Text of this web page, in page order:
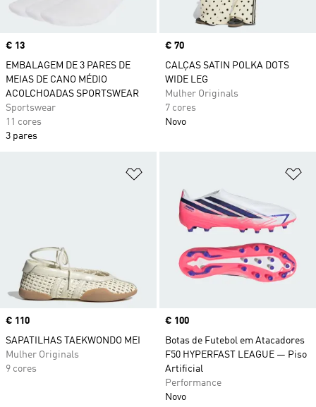
Price
€ 13
EMBALAGEM DE 3 PARES DE
MEIAS DE CANO MÉDIO
ACOLCHOADAS SPORTSWEAR
Sportswear
11 cores
3 pares
Price
€ 70
CALÇAS SATIN POLKA DOTS
WIDE LEG
Mulher Originals
7 cores
Novo
Price
€ 110
SAPATILHAS TAEKWONDO MEI
Mulher Originals
9 cores
Price
€ 100
Botas de Futebol em Atacadores
F50 HYPERFAST LEAGUE — Piso
Artificial
Performance
Novo